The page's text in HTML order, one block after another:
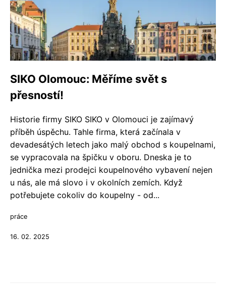
SIKO Olomouc: Měříme svět s
přesností!
Historie firmy SIKO SIKO v Olomouci je zajímavý
příběh úspěchu. Tahle firma, která začínala v
devadesátých letech jako malý obchod s koupelnami,
se vypracovala na špičku v oboru. Dneska je to
jednička mezi prodejci koupelnového vybavení nejen
u nás, ale má slovo i v okolních zemích. Když
potřebujete cokoliv do koupelny - od...
práce
16. 02. 2025